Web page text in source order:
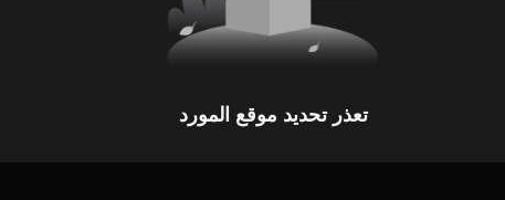
تعذر تحديد موقع المورد